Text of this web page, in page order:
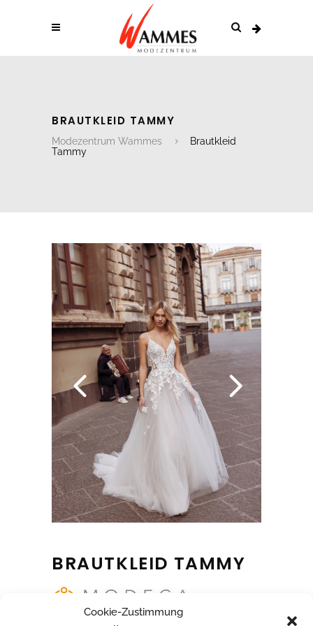
Cookie-Zustimmung
BRAUTKLEID TAMMY
Modezentrum Wammes
Brautkleid
Tammy
BRAUTKLEID TAMMY